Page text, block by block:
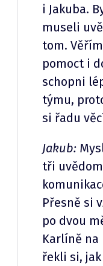
i Jakuba.
museli
tom.
pomoct i
schopni
týmu,
si řadu
Jakub:
tři
Přesně si
po dvou
Karlíně na
řekli si,